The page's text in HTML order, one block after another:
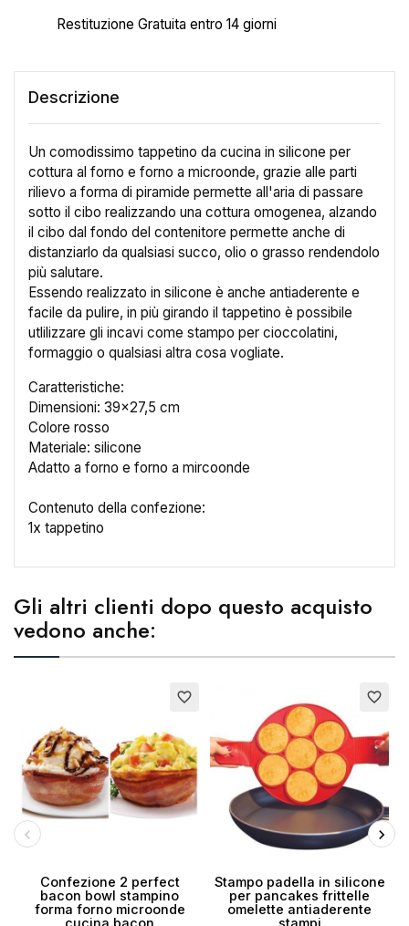
Restituzione Gratuita entro 14 giorni
Descrizione
Un comodissimo tappetino da cucina in silicone per
cottura al forno e forno a microonde, grazie alle parti
rilievo a forma di piramide permette all'aria di passare
sotto il cibo realizzando una cottura omogenea, alzando
il cibo dal fondo del contenitore permette anche di
distanziarlo da qualsiasi succo, olio o grasso rendendolo
più salutare.
Essendo realizzato in silicone è anche antiaderente e
facile da pulire, in più girando il tappetino è possibile
utlilizzare gli incavi come stampo per cioccolatini,
formaggio o qualsiasi altra cosa vogliate.
Caratteristiche:
Dimensioni: 39x27,5 cm
Colore rosso
Materiale: silicone
Adatto a forno e forno a mircoonde
Contenuto della confezione:
1x tappetino
Gli altri clienti dopo questo acquisto
vedono anche:
favorite_border
Confezione 2 perfect
bacon bowl stampino
forma forno microonde
cucina bacon
favorite_border
Stampo padella in silicone
per pancakes frittelle
omelette antiaderente
stampi
Crea lista dei desideri
Nome lista dei desideri